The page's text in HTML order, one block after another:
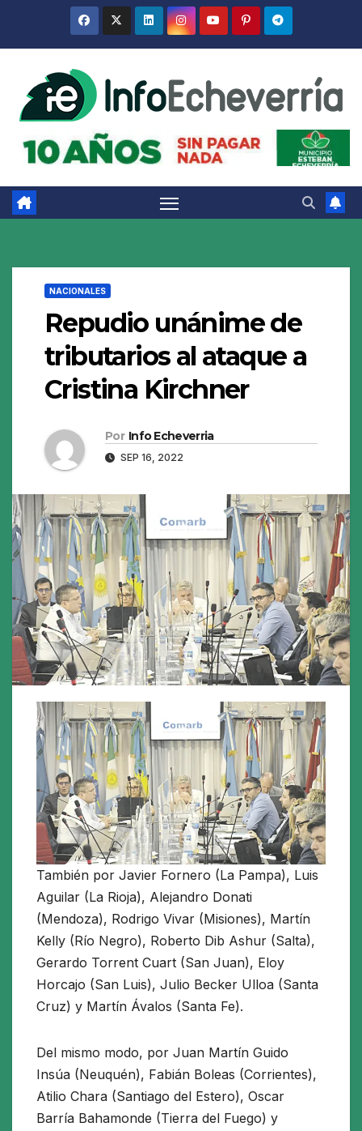
NACIONALES
Repudio unánime de
tributarios al ataque a
Cristina Kirchner
Por Info Echeverria
SEP 16, 2022
También por Javier Fornero (La Pampa), Luis
Aguilar (La Rioja), Alejandro Donati
(Mendoza), Rodrigo Vivar (Misiones), Martín
Kelly (Río Negro), Roberto Dib Ashur (Salta),
Gerardo Torrent Cuart (San Juan), Eloy
Horcajo (San Luis), Julio Becker Ulloa (Santa
Cruz) y Martín Ávalos (Santa Fe).
Del mismo modo, por Juan Martín Guido
Insúa (Neuquén), Fabián Boleas (Corrientes),
Atilio Chara (Santiago del Estero), Oscar
Barría Bahamonde (Tierra del Fuego) y